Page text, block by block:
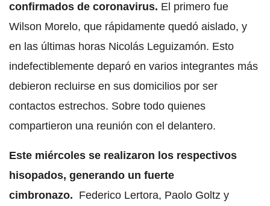
confirmados de coronavirus. El primero fue
Wilson Morelo, que rápidamente quedó aislado, y
en las últimas horas Nicolás Leguizamón. Esto
indefectiblemente deparó en varios integrantes más
debieron recluirse en sus domicilios por ser
contactos estrechos. Sobre todo quienes
compartieron una reunión con el delantero.
Este miércoles se realizaron los respectivos
hisopados, generando un fuerte
cimbronazo. Federico Lertora, Paolo Goltz y